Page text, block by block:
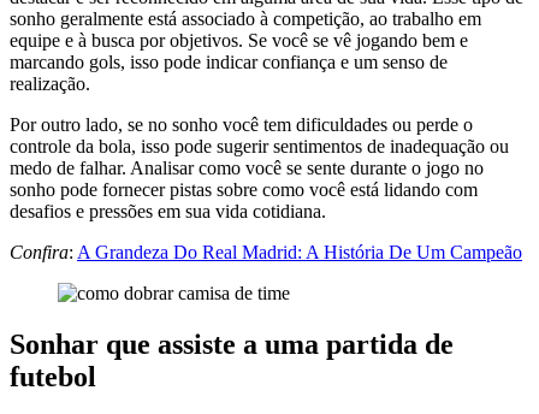
sonho geralmente está associado à competição, ao trabalho em
equipe e à busca por objetivos. Se você se vê jogando bem e
marcando gols, isso pode indicar confiança e um senso de
realização.
Por outro lado, se no sonho você tem dificuldades ou perde o
controle da bola, isso pode sugerir sentimentos de inadequação ou
medo de falhar. Analisar como você se sente durante o jogo no
sonho pode fornecer pistas sobre como você está lidando com
desafios e pressões em sua vida cotidiana.
Confira: A Grandeza Do Real Madrid: A História De Um Campeão
Sonhar que assiste a uma partida de
futebol